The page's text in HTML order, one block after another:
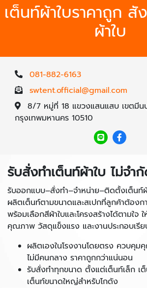
เต็นท์ผ้าใบราคาถูก สั
ผ้าใบ
081-882-6163
swtent.official@gmail.com
8/7 หมู่ที่ 18 แขวงแสนแสบ เขตมีน
กรุงเทพมหานคร 10510
รับสั่งทำเต็นท์ผ้าใบ ไม่จำ
รับออกแบบ–สั่งทำ–จำหน่าย–ติดตั้งเต็นท์ผ้
ผลิตเต็นท์ตามขนาดและสเปกที่ลูกค้าต้องก
พร้อมเลือกสีผ้าใบและโครงสร้างได้ตามใจ
คุณภาพ วัสดุแข็งแรง และงานประกอบเรี
ผลิตเองในโรงงานโดยตรง ควบคุ
ไม่มีคนกลาง ราคาถูกกว่าแน่นอน
รับสั่งทำทุกขนาด ตั้งแต่เต็นท์เล็ก เ
เต็นท์ขนาดใหญ่สำหรับโกดัง